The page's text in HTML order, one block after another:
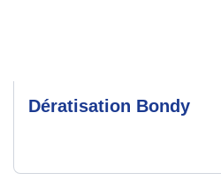
Dératisation Bondy